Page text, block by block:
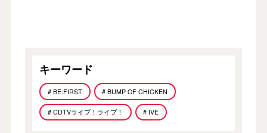
キーワード
# BE:FIRST # BUMP OF CHICKEN
# CDTVライブ！ライブ！ # IVE